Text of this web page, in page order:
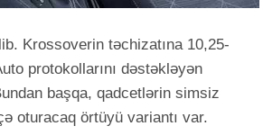
Krossoverin təchizatına 10,25-
protokollarını dəstəkləyən
başqa, qadcetlərin simsiz
oturacaq örtüyü variantı var.